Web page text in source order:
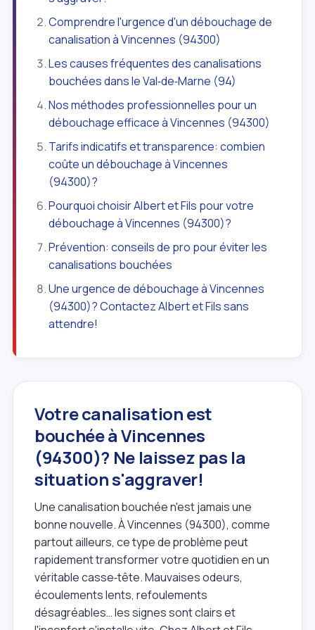
Comprendre l'urgence d'un débouchage de
canalisation à Vincennes (94300)
Les causes fréquentes des canalisations
bouchées dans le Val‑de‑Marne (94)
Nos méthodes professionnelles pour un
débouchage efficace à Vincennes (94300)
Tarifs indicatifs et transparence: combien
coûte un débouchage à Vincennes
(94300)?
Pourquoi choisir Albert et Fils pour votre
débouchage à Vincennes (94300)?
Prévention: conseils de pro pour éviter les
canalisations bouchées
Une urgence de débouchage à Vincennes
(94300)? Contactez Albert et Fils sans
attendre!
Votre canalisation est
bouchée à Vincennes
(94300)? Ne laissez pas la
situation s'aggraver!
Une canalisation bouchée n'est jamais une
bonne nouvelle. À Vincennes (94300), comme
partout ailleurs, ce type de problème peut
rapidement transformer votre quotidien en un
véritable casse‑tête. Mauvaises odeurs,
écoulements lents, refoulements
désagréables… les signes sont clairs et